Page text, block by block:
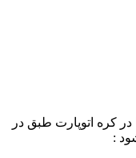
کره اتوپارت طبق در
: